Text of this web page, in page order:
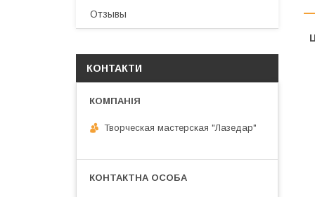
Отзывы
КОНТАКТИ
Творческая мастерская "Лазедар"